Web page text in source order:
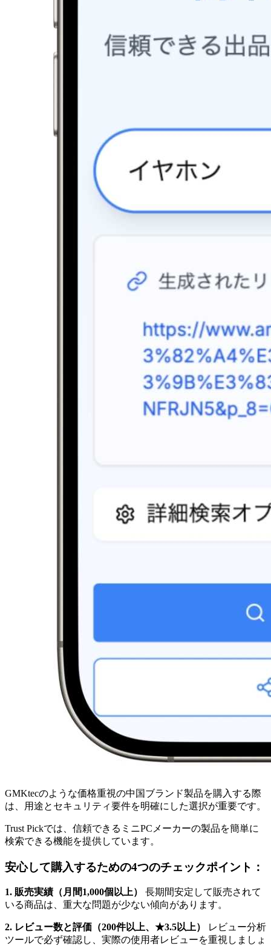
GMKtecのような価格重視の中国ブランド製品を購入する際
は、用途とセキュリティ要件を明確にした選択が重要です。
Trust Pickでは、信頼できるミニPCメーカーの製品を簡単に
検索できる機能を提供しています。
安心して購入するための4つのチェックポイント：
1. 販売実績（月間1,000個以上）
長期間安定して販売されて
いる商品は、重大な問題が少ない傾向があります。
2. レビュー数と評価（200件以上、★3.5以上）
レビュー分析
ツールで必ず確認し、実際の使用者レビューを重視しましょ